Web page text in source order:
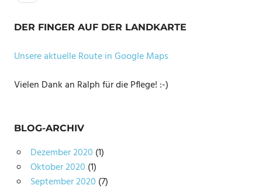
DER FINGER AUF DER LANDKARTE
Unsere aktuelle Route in Google Maps
Vielen Dank an Ralph für die Pflege! :-)
BLOG-ARCHIV
Dezember 2020 (1)
Oktober 2020 (1)
September 2020 (7)